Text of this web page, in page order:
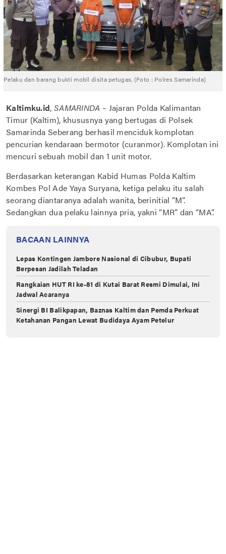
Pelaku dan barang bukti mobil disita petugas. (Foto : Polres Samarinda)
Kaltimku.id, SAMARINDA – Jajaran Polda Kalimantan
Timur (Kaltim), khususnya yang bertugas di Polsek
Samarinda Seberang berhasil menciduk komplotan
pencurian kendaraan bermotor (curanmor). Komplotan ini
mencuri sebuah mobil dan 1 unit motor.
Berdasarkan keterangan Kabid Humas Polda Kaltim
Kombes Pol Ade Yaya Suryana, ketiga pelaku itu salah
seorang diantaranya adalah wanita, berinitial “M”.
Sedangkan dua pelaku lainnya pria, yakni “MR” dan “MA”.
BACAAN LAINNYA
Lepas Kontingen Jambore Nasional di Cibubur, Bupati
Berpesan Jadilah Teladan
Rangkaian HUT RI ke-81 di Kutai Barat Resmi Dimulai, Ini
Jadwal Acaranya
Sinergi BI Balikpapan, Baznas Kaltim dan Pemda Perkuat
Ketahanan Pangan Lewat Budidaya Ayam Petelur